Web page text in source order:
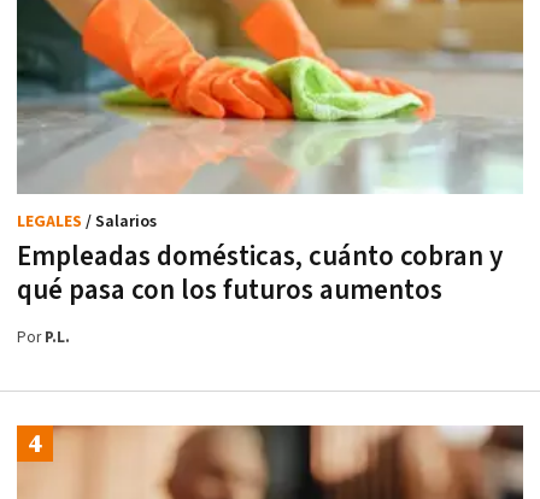
Empleadas domésticas, cuánto cobran y
qué pasa con los futuros aumentos
LEGALES / Salarios
PorP.L.